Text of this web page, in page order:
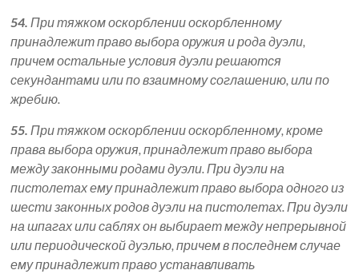
54. При тяжком оскорблении оскорбленному
принадлежит право выбора оружия и рода дуэли,
причем остальные условия дуэли решаются
секундантами или по взаимному соглашению, или по
жребию.
55. При тяжком оскорблении оскорбленному, кроме
права выбора оружия, принадлежит право выбора
между законными родами дуэли. При дуэли на
пистолетах ему принадлежит право выбора одного из
шести законных родов дуэли на пистолетах. При дуэли
на шпагах или саблях он выбирает между непрерывной
или периодической дуэлью, причем в последнем случае
ему принадлежит право устанавливать